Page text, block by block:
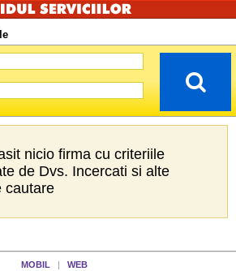
nicio firma cu criteriile
de Dvs. Incercati si alte
cautare
MOBIL
WEB